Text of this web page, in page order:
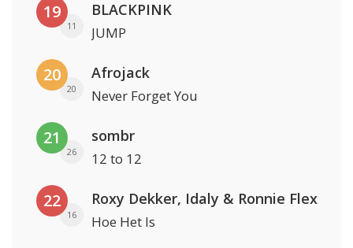
19
11
BLACKPINK
JUMP
20
20
Afrojack
Never Forget You
21
26
sombr
12 to 12
22
16
Roxy Dekker, Idaly & Ronnie Flex
Hoe Het Is